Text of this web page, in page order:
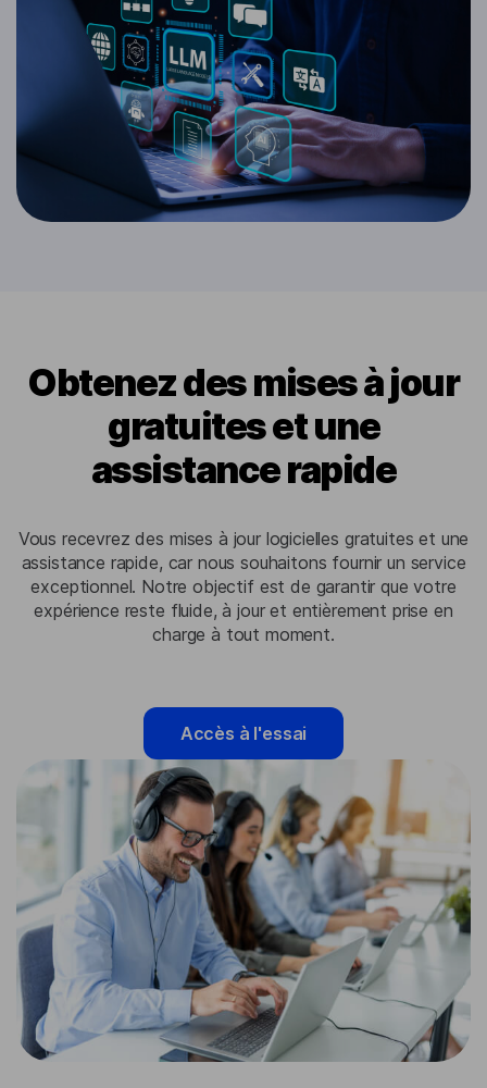
Obtenez des mises à jour
gratuites et une
assistance rapide
Vous recevrez des mises à jour logicielles gratuites et une
assistance rapide, car nous souhaitons fournir un service
exceptionnel. Notre objectif est de garantir que votre
expérience reste fluide, à jour et entièrement prise en
charge à tout moment.
Accès à l'essai